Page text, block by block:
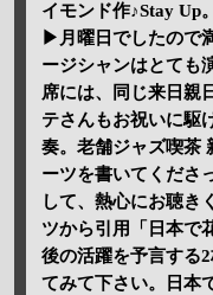
イモンド作♪Stay Up。
▶月曜日でしたので
ージシャンはとても
席には、同じ来日親
テさんもお祝いに駆
奏。老舗ジャズ喫茶
ーツを書いてくださ
して、熱心にお聴き
ツから引用「日本で
後の活躍を予言する
てみて下さい。日本